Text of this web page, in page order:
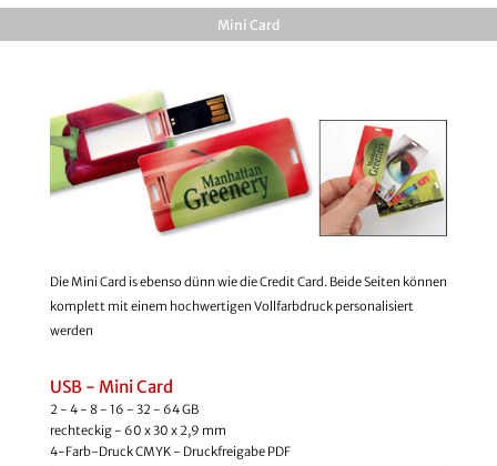
Mini Card
Die Mini Card is ebenso dünn wie die Credit Card. Beide Seiten können
komplett mit einem hochwertigen Vollfarbdruck personalisiert
werden
USB - Mini Card
2 - 4 - 8 - 16 - 32 - 64 GB
rechteckig - 60 x 30 x 2,9 mm
4-Farb-Druck CMYK - Druckfreigabe PDF